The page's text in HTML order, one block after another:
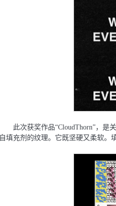
此次获奖作品“CloudThorn”，是
⾃填充剂的纹理。它既坚硬⼜柔软。